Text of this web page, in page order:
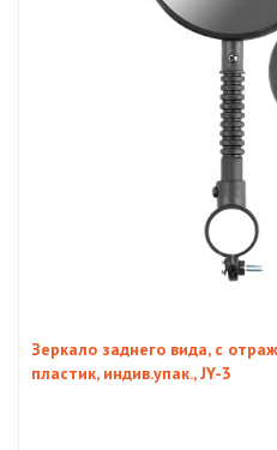
Зеркало заднего вида, с
пластик, индив.упак., JY-3